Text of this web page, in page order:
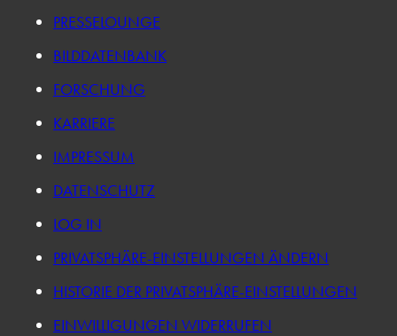
PRESSELOUNGE
BILDDATENBANK
FORSCHUNG
KARRIERE
IMPRESSUM
DATENSCHUTZ
LOG IN
PRIVATSPHÄRE-EINSTELLUNGEN ÄNDERN
HISTORIE DER PRIVATSPHÄRE-EINSTELLUNGEN
EINWILLIGUNGEN WIDERRUFEN